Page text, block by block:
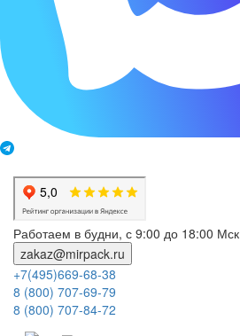
Работаем в будни, с 9:00 до 18:00 Мск
zakaz@mirpack.ru
+7(495)669-68-38
8 (800) 707-69-79
8 (800) 707-84-72